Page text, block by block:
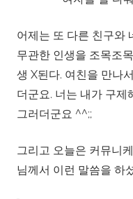
어제는 또 다른 친구와
무관한 인생을 조목조
생 X된다. 여친을 만나
더군요. 너는 내가 구제
그러더군요 ^^;;
그리고 오늘은 커뮤니
님께서 이런 말씀을 하